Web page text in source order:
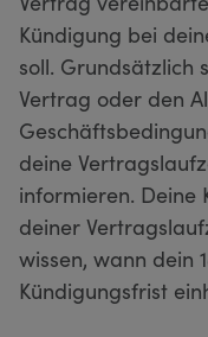
Kündigung bei
soll. Grundsätzlich
Vertrag oder den
deine
informieren. Deine
deiner
wissen, wann dein
Kündigungsfrist